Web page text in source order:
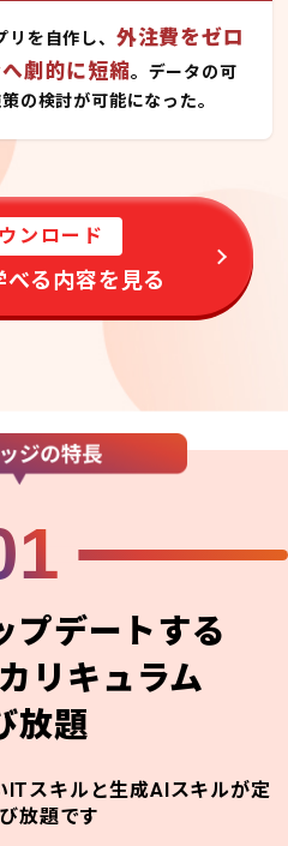
を自作し、 外注費をゼロ
劇的に短縮。データの可
の検討が可能になった。
ンロード
べる内容を見る
プデートする
リキュラム
放題
スキルと生成AIスキルが定
放題です